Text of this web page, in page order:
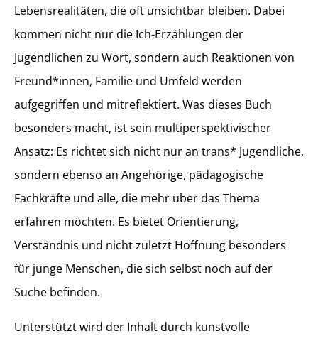
Lebensrealitäten, die oft unsichtbar bleiben. Dabei
kommen nicht nur die Ich-Erzählungen der
Jugendlichen zu Wort, sondern auch Reaktionen von
Freund*innen, Familie und Umfeld werden
aufgegriffen und mitreflektiert. Was dieses Buch
besonders macht, ist sein multiperspektivischer
Ansatz: Es richtet sich nicht nur an trans* Jugendliche,
sondern ebenso an Angehörige, pädagogische
Fachkräfte und alle, die mehr über das Thema
erfahren möchten. Es bietet Orientierung,
Verständnis und nicht zuletzt Hoffnung besonders
für junge Menschen, die sich selbst noch auf der
Suche befinden.
Unterstützt wird der Inhalt durch kunstvolle